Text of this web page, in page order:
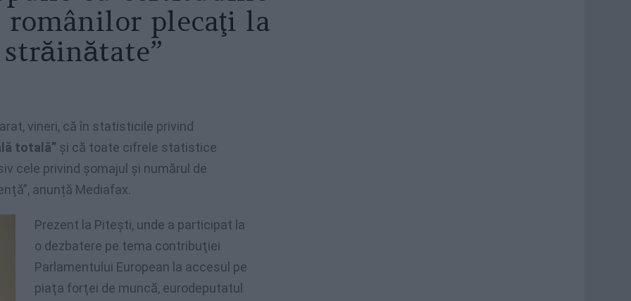
românilor plecaţi la
vineri, că în statisticile privind
totală” şi că toate cifrele statistice
cele privind şomajul şi numărul de
anunță Mediafax.
Prezent la Piteşti, unde a participat la
o dezbatere pe tema contribuţiei
Parlamentului European la accesul pe
piaţa forţei de muncă, eurodeputatul